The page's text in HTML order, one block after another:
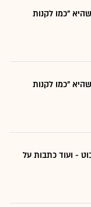
"כמו לקנות
"כמו לקנות
- ועוד כתבות על